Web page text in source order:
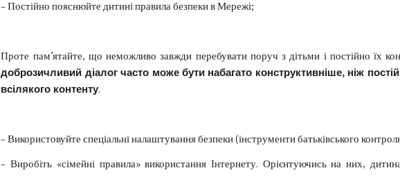
– Постійно пояснюйте дитині правила безпеки в Мережі;
Проте пам’ятайте, що неможливо завжди перебувати поруч з дітьми і постійно їх
доброзичливий діалог часто може бути набагато конструктивніше, ніж
всілякого контенту.
– Використовуйте спеціальні налаштування безпеки (інструменти батьківського
– Виробіть «сімейні правила» використання Інтернету. Орієнтуючись на них,